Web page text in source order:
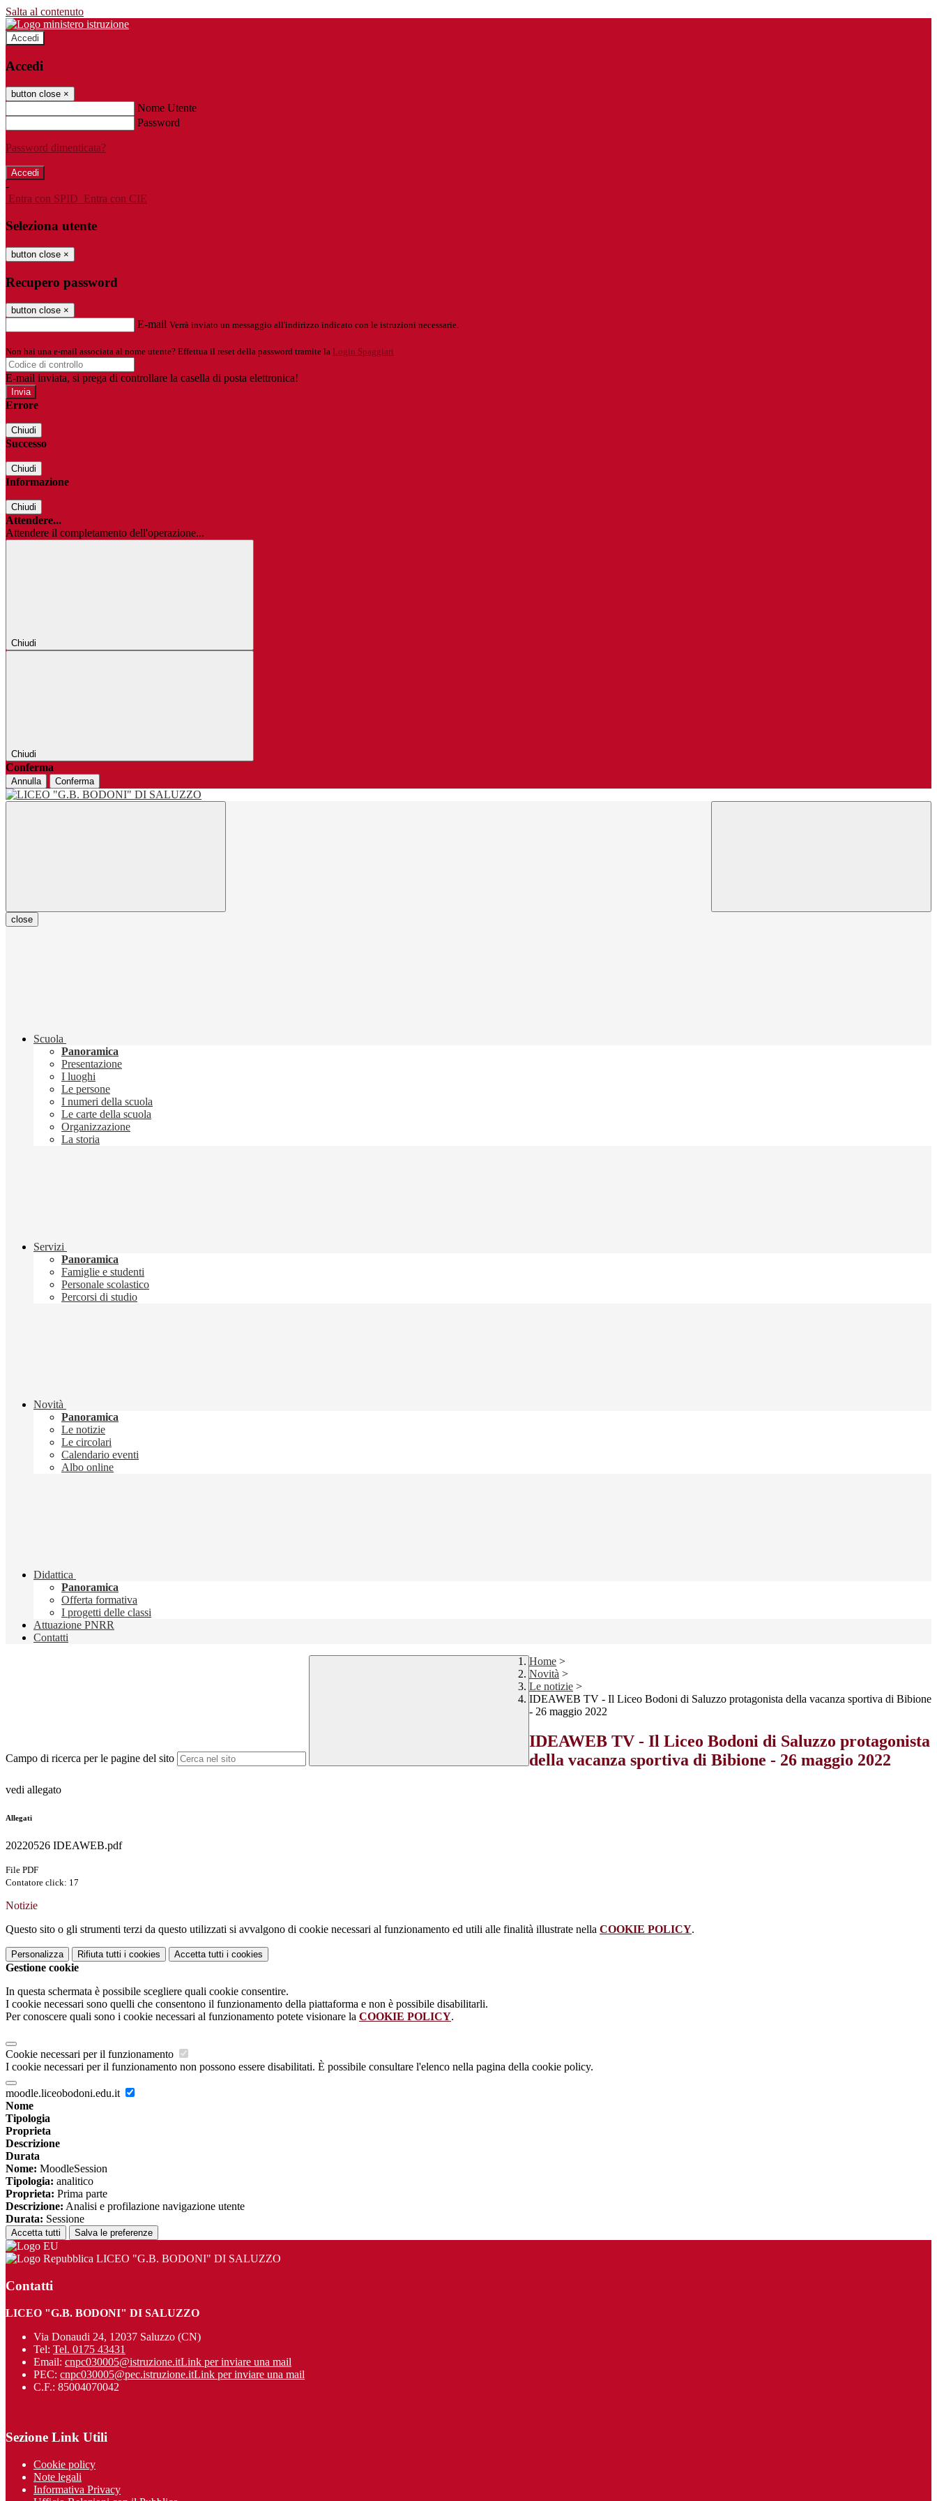
Salta al contenuto
Accedi
Accedi
button close ×
Nome Utente
Password
Password dimenticata?
-
Entra con SPID Entra con CIE
Seleziona utente
button close ×
Recupero password
button close ×
E-mail Verrà inviato un messaggio all'indirizzo indicato con le istruzioni necessarie.
Non hai una e-mail associata al nome utente? Effettua il reset della password tramite la Login Spaggiari
E-mail inviata, si prega di controllare la casella di posta elettronica!
Errore
Chiudi
Successo
Chiudi
Informazione
Chiudi
Attendere...
Attendere il completamento dell'operazione...
Chiudi
Chiudi
Conferma
Annulla Conferma
close
Scuola
Panoramica
Presentazione
I luoghi
Le persone
I numeri della scuola
Le carte della scuola
Organizzazione
La storia
Servizi
Panoramica
Famiglie e studenti
Personale scolastico
Percorsi di studio
Novità
Panoramica
Le notizie
Le circolari
Calendario eventi
Albo online
Didattica
Panoramica
Offerta formativa
I progetti delle classi
Attuazione PNRR
Contatti
Campo di ricerca per le pagine del sito
Home >
Novità >
Le notizie >
IDEAWEB TV - Il Liceo Bodoni di Saluzzo protagonista della vacanza sportiva di Bibione
- 26 maggio 2022
IDEAWEB TV - Il Liceo Bodoni di Saluzzo protagonista
della vacanza sportiva di Bibione - 26 maggio 2022
vedi allegato
Allegati
20220526 IDEAWEB.pdf
File PDF
Contatore click: 17
Notizie
Questo sito o gli strumenti terzi da questo utilizzati si avvalgono di cookie necessari al funzionamento ed utili alle finalità illustrate nella COOKIE POLICY.
Personalizza Rifiuta tutti i cookies Accetta tutti i cookies
Gestione cookie
In questa schermata è possibile scegliere quali cookie consentire.
I cookie necessari sono quelli che consentono il funzionamento della piattaforma e non è possibile disabilitarli.
Per conoscere quali sono i cookie necessari al funzionamento potete visionare la COOKIE POLICY.
Cookie necessari per il funzionamento
I cookie necessari per il funzionamento non possono essere disabilitati. È possibile consultare l'elenco nella pagina della cookie policy.
moodle.liceobodoni.edu.it
Nome
Tipologia
Proprieta
Descrizione
Durata
Nome: MoodleSession
Tipologia: analitico
Proprieta: Prima parte
Descrizione: Analisi e profilazione navigazione utente
Durata: Sessione
Accetta tutti Salva le preferenze
LICEO "G.B. BODONI" DI SALUZZO
Contatti
LICEO "G.B. BODONI" DI SALUZZO
Via Donaudi 24, 12037 Saluzzo (CN)
Tel: Tel. 0175 43431
Email: cnpc030005@istruzione.itLink per inviare una mail
PEC: cnpc030005@pec.istruzione.itLink per inviare una mail
C.F.: 85004070042
Sezione Link Utili
Cookie policy
Note legali
Informativa Privacy